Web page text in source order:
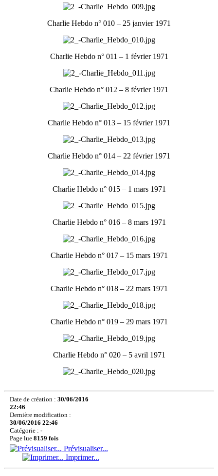
Charlie Hebdo n° 010 – 25 janvier 1971
Charlie Hebdo n° 011 – 1 février 1971
Charlie Hebdo n° 012 – 8 février 1971
Charlie Hebdo n° 013 – 15 février 1971
Charlie Hebdo n° 014 – 22 février 1971
Charlie Hebdo n° 015 – 1 mars 1971
Charlie Hebdo n° 016 – 8 mars 1971
Charlie Hebdo n° 017 – 15 mars 1971
Charlie Hebdo n° 018 – 22 mars 1971
Charlie Hebdo n° 019 – 29 mars 1971
Charlie Hebdo n° 020 – 5 avril 1971
Date de création : 30/06/2016
22:46
Dernière modification :
30/06/2016 22:46
Catégorie : -
Page lue 8159 fois
Prévisualiser...
Imprimer...